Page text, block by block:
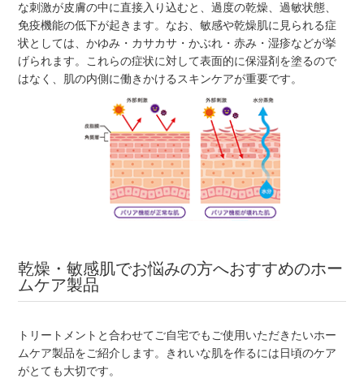
な刺激が皮膚の中に直接入り込むと、過度の乾燥、過敏状態、
免疫機能の低下が起きます。なお、敏感や乾燥肌に見られる症
状としては、かゆみ・カサカサ・かぶれ・赤み・湿疹などが挙
げられます。これらの症状に対して表面的に保湿剤を塗るので
はなく、肌の内側に働きかけるスキンケアが重要です。
乾燥・敏感肌でお悩みの方へおすすめのホー
ムケア製品
トリートメントと合わせてご自宅でもご使用いただきたいホー
ムケア製品をご紹介します。きれいな肌を作るには日頃のケア
がとても大切です。